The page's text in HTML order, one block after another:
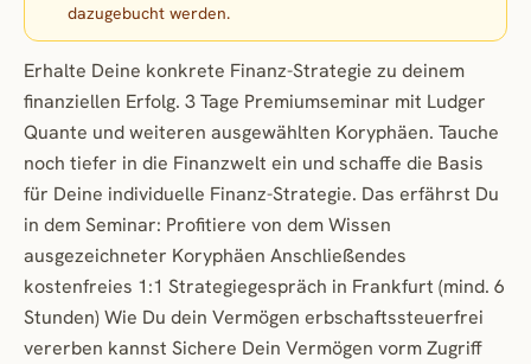
dazugebucht werden.
Erhalte Deine konkrete Finanz-Strategie zu deinem
finanziellen Erfolg. 3 Tage Premiumseminar mit Ludger
Quante und weiteren ausgewählten Koryphäen. Tauche
noch tiefer in die Finanzwelt ein und schaffe die Basis
für Deine individuelle Finanz-Strategie. Das erfährst Du
in dem Seminar: Profitiere von dem Wissen
ausgezeichneter Koryphäen Anschließendes
kostenfreies 1:1 Strategiegespräch in Frankfurt (mind. 6
Stunden) Wie Du dein Vermögen erbschaftssteuerfrei
vererben kannst Sichere Dein Vermögen vorm Zugriff